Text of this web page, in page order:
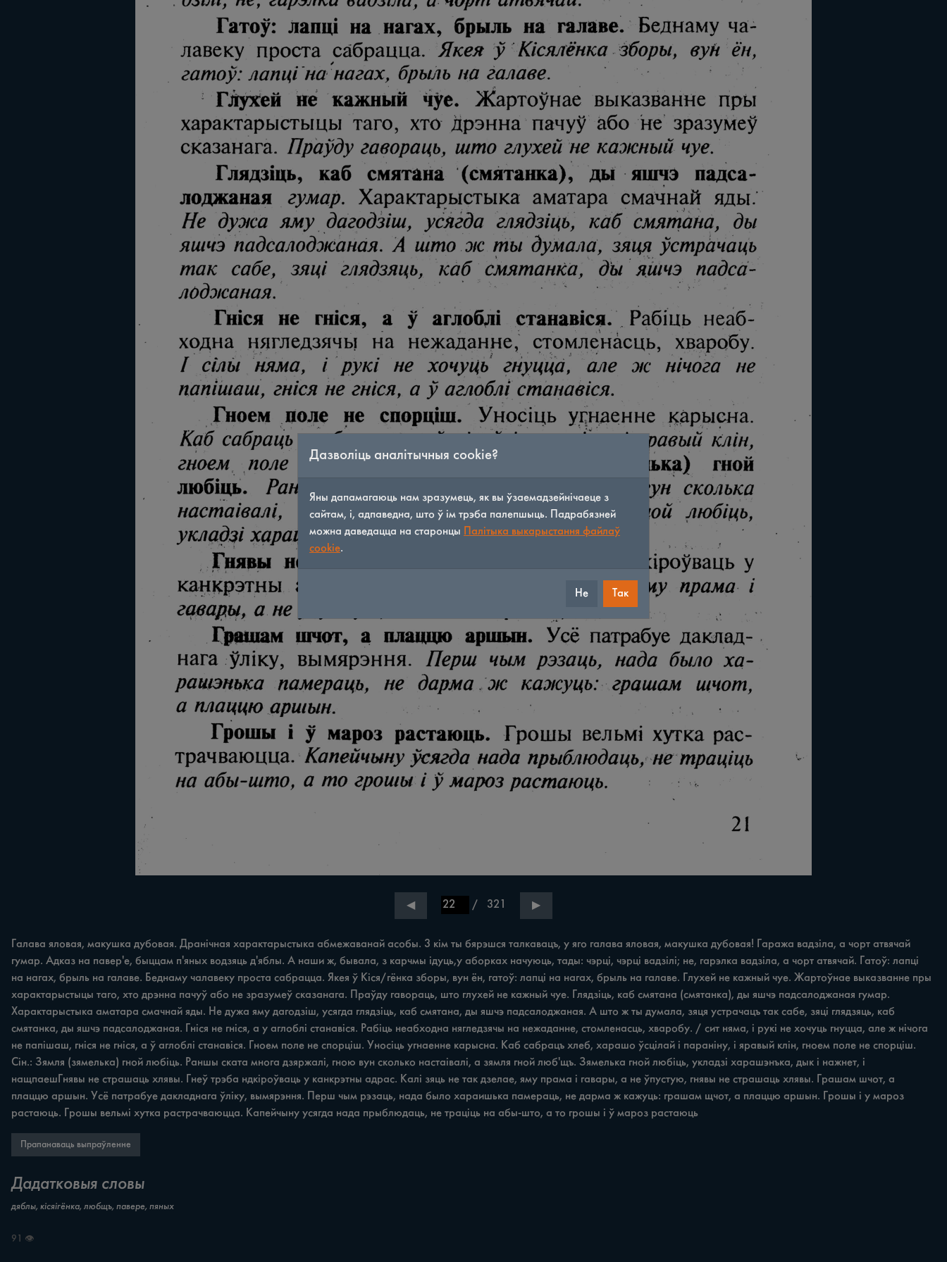
◀ / 321 ▶
Галава яловая, макушка дубовая. Дранічная характарыстыка абмежаванай асобы. 3 кім ты бярэшся талкавацъ, у яго галава яловая, макушка дубовая! Гаража вадзіла, а чорт атвячай
гумар. Адказ на павер'е, быццам п'яных водзяць д'яблы. А наши ж, бывала, з карчмы ідуць,у аборках начуюць, тады: чэрці, чэрці вадзілі; не, гарэлка вадзіла, а чорт атвячай. Гатоў: лапці
на нагах, брыль на галаве. Беднаму чалавеку проста сабрацца. Якея ў Кіся/гёнка зборы, вун ён, гатоў: лапці на нагах, брыль на галаве. Глухей не кажный чуе. Жартоўнае выказванне пры
характарыстыцы таго, хто дрэнна пачуў або не зразумеў сказанага. Праўду гавораць, што глухей не кажный чуе. Глядзіць, каб смятана (смятанка), ды яшчэ падсалоджаная гумар.
Характарыстыка аматара смачнай яды. Не дужа яму дагодзіш, усягда глядзіць, каб смятана, ды яшчэ падсалоджаная. А што ж ты думала, зяця устрачацъ так сабе, зяці глядзяць, каб
смятанка, ды яшчэ падсалоджаная. Гніся не гніся, а у аглоблі станавіся. Рабіць неабходна нягледзячы на нежаданне, стомленасць, хваробу. / сит няма, i рукі не хочуць гнуцца, але ж нічога
не папішаш, гніся не гніся, а ў аглоблі станавіся. Гноем поле не спорціш. Уносіць угнаенне карысна. Каб сабрацъ хлеб, харашо ўсцілай i параніну, i яравый клін, гноем поле не спорціш.
Сін.: Зямля (зямелька) гной любіць. Раншы ската многа дзяржалі, гною вун сколько настаівалі, а зямля гной люб'щъ. Зямелька гной любіць, укладзі харашэнъка, дык i нажнет, i
нащпаешГнявы не страшаць хлявы. Гнеў трэба ндкіроўваць у канкрэтны адрас. Калі зяць не так дзелае, яму прама i гавары, а не ўпустую, гнявы не страшаць хлявы. Грашам шчот, а
плаццю аршын. Усё патрабуе дакладнага ўліку, вымярэння. Перш чым рэзаць, нада было хараишька памераць, не дарма ж кажуць: грашам щчот, а плаццю аршын. Грошы i у мароз
растаюць. Грошы вельмі хутка растрачваюцца. Капейчыну усягда нада прыблюдаць, не траціць на абы-што, а то грошы i ў мароз растаюць
Прапанаваць выпраўленне
Дадатковыя словы
дяблы, кісяігёнка, любщъ, павере, пяных
91 👁
Дазволіць аналітычныя cookie?
Яны дапамагаюць нам зразумець, як вы ўзаемадзейнічаеце з
сайтам, і, адпаведна, што ў ім трэба палепшыць. Падрабязней
можна даведацца на старонцы Палітыка выкарыстання файлаў
cookie.
Не Так